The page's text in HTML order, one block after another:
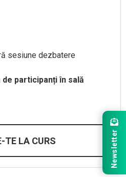
sesiune dezbatere
de participanți în sală
TE LA CURS Newsletter